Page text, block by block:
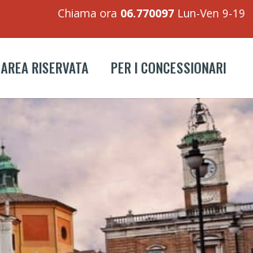
Chiama ora 06.770097 Lun-Ven 9-19
AREA RISERVATA PER I CONCESSIONARI